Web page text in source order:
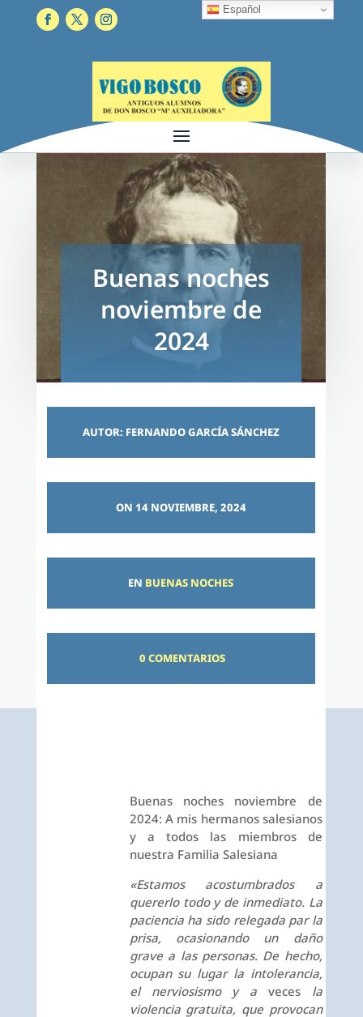
Buenas noches
noviembre de
2024
AUTOR: FERNANDO GARCÍA SÁNCHEZ
ON 14 NOVIEMBRE, 2024
EN BUENAS NOCHES
0 COMENTARIOS
Buenas noches noviembre de
2024: A mis hermanos salesianos
y a todos las miembros de
nuestra Familia Salesiana
«Estamos acostumbrados a
quererlo todo y de inmediato. La
paciencia ha sido relegada par la
prisa, ocasionando un daño
grave a las personas. De hecho,
ocupan su lugar la intolerancia,
el nerviosismo y a veces la
violencia gratuita, que provocan
Español